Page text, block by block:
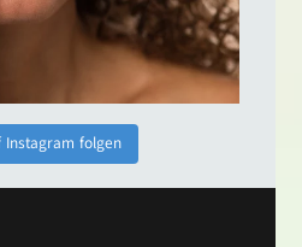
Instagram folgen